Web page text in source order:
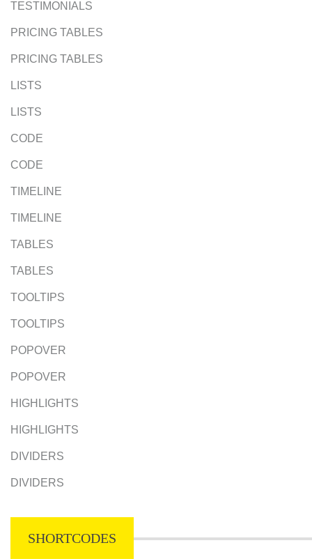
TESTIMONIALS
PRICING TABLES
PRICING TABLES
LISTS
LISTS
CODE
CODE
TIMELINE
TIMELINE
TABLES
TABLES
TOOLTIPS
TOOLTIPS
POPOVER
POPOVER
HIGHLIGHTS
HIGHLIGHTS
DIVIDERS
DIVIDERS
SHORTCODES